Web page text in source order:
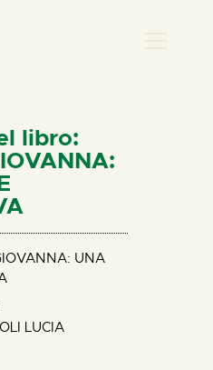
libro:
UNA
LUCIA